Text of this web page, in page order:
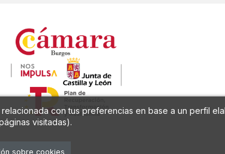
con tus preferencias en base a un perfil
visitadas).
sobre cookies